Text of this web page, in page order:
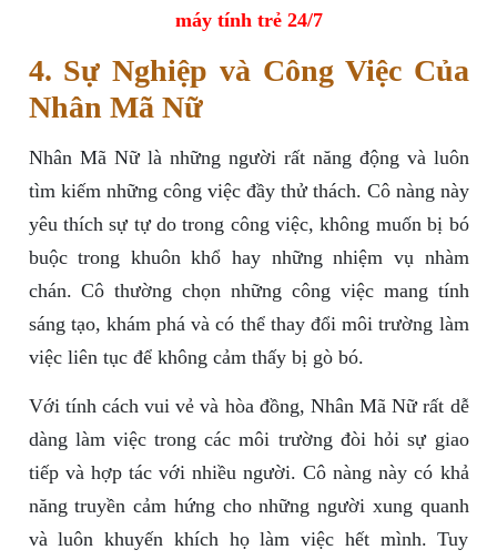
máy tính trẻ 24/7
4. Sự Nghiệp và Công Việc Của
Nhân Mã Nữ
Nhân Mã Nữ là những người rất năng động và luôn
tìm kiếm những công việc đầy thử thách. Cô nàng này
yêu thích sự tự do trong công việc, không muốn bị bó
buộc trong khuôn khổ hay những nhiệm vụ nhàm
chán. Cô thường chọn những công việc mang tính
sáng tạo, khám phá và có thể thay đổi môi trường làm
việc liên tục để không cảm thấy bị gò bó.
Với tính cách vui vẻ và hòa đồng, Nhân Mã Nữ rất dễ
dàng làm việc trong các môi trường đòi hỏi sự giao
tiếp và hợp tác với nhiều người. Cô nàng này có khả
năng truyền cảm hứng cho những người xung quanh
và luôn khuyến khích họ làm việc hết mình. Tuy